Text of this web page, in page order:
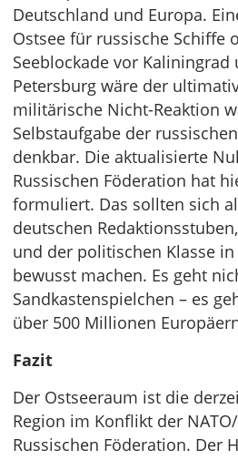
Deutschland und Europa.
Ostsee für russische Schiffe
Seeblockade vor
Petersburg wäre der
militärische Nicht-Reaktion
Selbstaufgabe der
denkbar. Die aktualisierte
Russischen Föderation hat
formuliert. Das sollten sich
deutschen
und der politischen Klasse
bewusst machen. Es geht
Sandkastenspielchen – es
über 500 Millionen
Fazit
Der Ostseeraum ist die
Region im Konflikt der
Russischen Föderation. Der